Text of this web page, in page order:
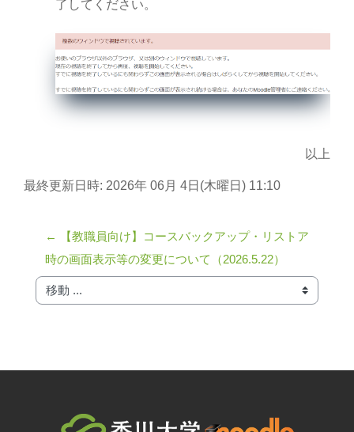
了してください。
以上
最終更新日時: 2026年 06月 4日(木曜日) 11:10
← 【教職員向け】コースバックアップ・リストア
時の画面表示等の変更について（2026.5.22）
移動 ...